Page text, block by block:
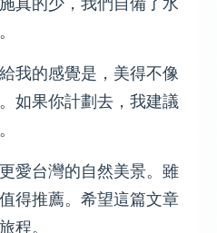
真的少，我們自備了水
我的感覺是，美得不像
如果你計劃去，我建議
愛台灣的自然美景。雖
得推薦。希望這篇文章
程。